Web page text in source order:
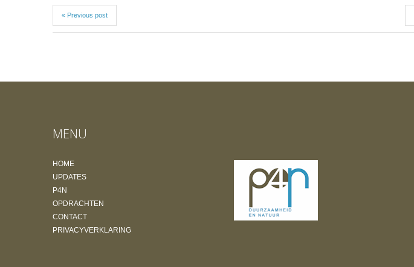
« Previous post
MENU
HOME
UPDATES
P4N
OPDRACHTEN
CONTACT
PRIVACYVERKLARING